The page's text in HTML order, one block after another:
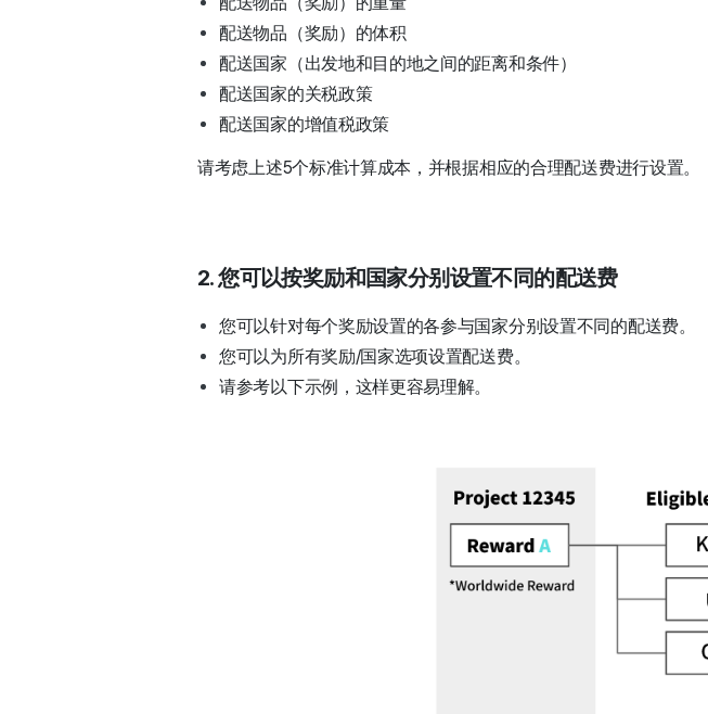
配送物品（奖励）的体积
配送国家（出发地和目的地之间的距离和条件）
配送国家的关税政策
配送国家的增值税政策
请考虑上述5个标准计算成本，并根据相应的合理配送费进行设置。
2. 您可以按奖励和国家分别设置不同的配送费
您可以针对每个奖励设置的各参与国家分别设置不同的配送费。
您可以为所有奖励/国家选项设置配送费。
请参考以下示例，这样更容易理解。